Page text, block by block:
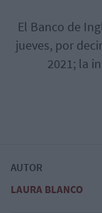
El Banco de
jueves, por
2021; la
AUTOR
LAURA BLANCO